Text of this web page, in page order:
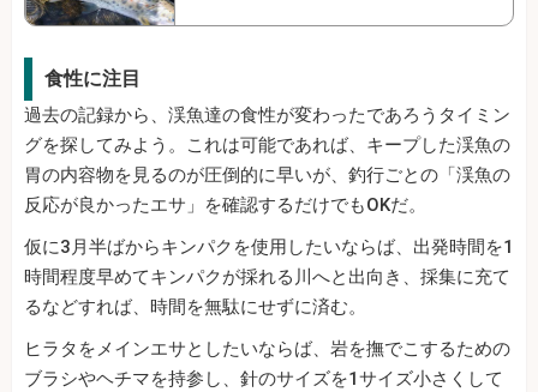
食性に注目
過去の記録から、渓魚達の食性が変わったであろうタイミン
グを探してみよう。これは可能であれば、キープした渓魚の
胃の内容物を見るのが圧倒的に早いが、釣行ごとの「渓魚の
反応が良かったエサ」を確認するだけでもOKだ。
仮に3月半ばからキンパクを使用したいならば、出発時間を1
時間程度早めてキンパクが採れる川へと出向き、採集に充て
るなどすれば、時間を無駄にせずに済む。
ヒラタをメインエサとしたいならば、岩を撫でこするための
ブラシやヘチマを持参し、針のサイズを1サイズ小さくして